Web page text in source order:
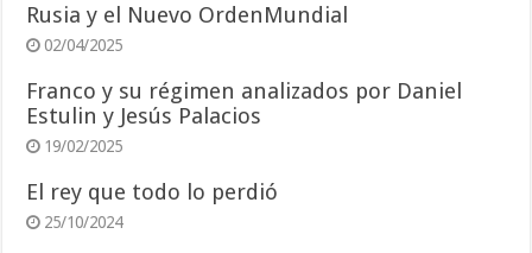
Rusia y el Nuevo OrdenMundial
02/04/2025
Franco y su régimen analizados por Daniel
Estulin y Jesús Palacios
19/02/2025
El rey que todo lo perdió
25/10/2024